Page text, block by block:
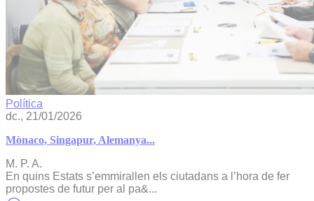
Política
dc., 21/01/2026
Mònaco, Singapur, Alemanya...
M. P. A.
En quins Estats s’emmirallen els ciutadans a l’hora de fer
propostes de futur per al pa&...